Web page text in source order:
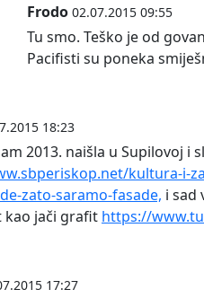
Frodo 02.07.2015 09:55
Tu smo. Teško je od
Pacifisti su poneka
18:23
2013. naišla u Supilovoj i
kultura-i-
zato-saramo-fasade, i sad
kao jači grafit https://
17:27